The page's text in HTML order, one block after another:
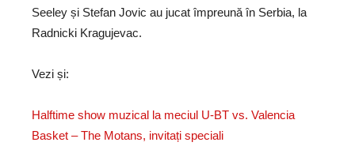
Seeley și Stefan Jovic au jucat împreună în Serbia, la
Radnicki Kragujevac.
Vezi și:
Halftime show muzical la meciul U-BT vs. Valencia
Basket – The Motans, invitați speciali